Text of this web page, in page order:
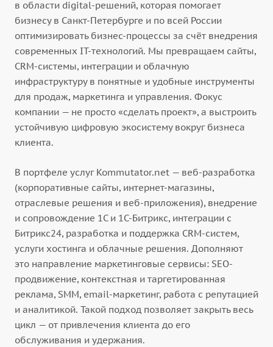
в области digital-решений, которая помогает
бизнесу в Санкт-Петербурге и по всей России
оптимизировать бизнес-процессы за счёт внедрения
современных IT-технологий. Мы превращаем сайты,
CRM-системы, интеграции и облачную
инфраструктуру в понятные и удобные инструменты
для продаж, маркетинга и управления. Фокус
компании — не просто «сделать проект», а выстроить
устойчивую цифровую экосистему вокруг бизнеса
клиента.
В портфеле услуг Kommutator.net — веб-разработка
(корпоративные сайты, интернет-магазины,
отраслевые решения и веб-приложения), внедрение
и сопровождение 1С и 1С-Битрикс, интеграции с
Битрикс24, разработка и поддержка CRM-систем,
услуги хостинга и облачные решения. Дополняют
это направление маркетинговые сервисы: SEO-
продвижение, контекстная и таргетированная
реклама, SMM, email-маркетинг, работа с репутацией
и аналитикой. Такой подход позволяет закрыть весь
цикл — от привлечения клиента до его
обслуживания и удержания.